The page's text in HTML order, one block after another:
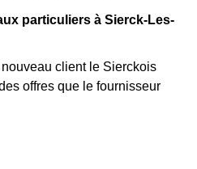
particuliers à Sierck-Les-
client le Sierckois
offres que le fournisseur